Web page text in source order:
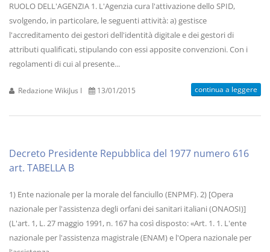
RUOLO DELL'AGENZIA 1. L'Agenzia cura l'attivazione dello SPID,
svolgendo, in particolare, le seguenti attività: a) gestisce
l'accreditamento dei gestori dell'identità digitale e dei gestori di
attributi qualificati, stipulando con essi apposite convenzioni. Con i
regolamenti di cui al presente...
Redazione WikiJus I 13/01/2015 continua a leggere
Decreto Presidente Repubblica del 1977 numero 616
art. TABELLA B
1) Ente nazionale per la morale del fanciullo (ENPMF). 2) [Opera
nazionale per l'assistenza degli orfani dei sanitari italiani (ONAOSI)]
(L'art. 1, L. 27 maggio 1991, n. 167 ha così disposto: «Art. 1. 1. L'ente
nazionale per l'assistenza magistrale (ENAM) e l'Opera nazionale per